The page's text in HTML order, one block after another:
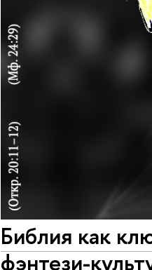
Библия как
фэнтези-